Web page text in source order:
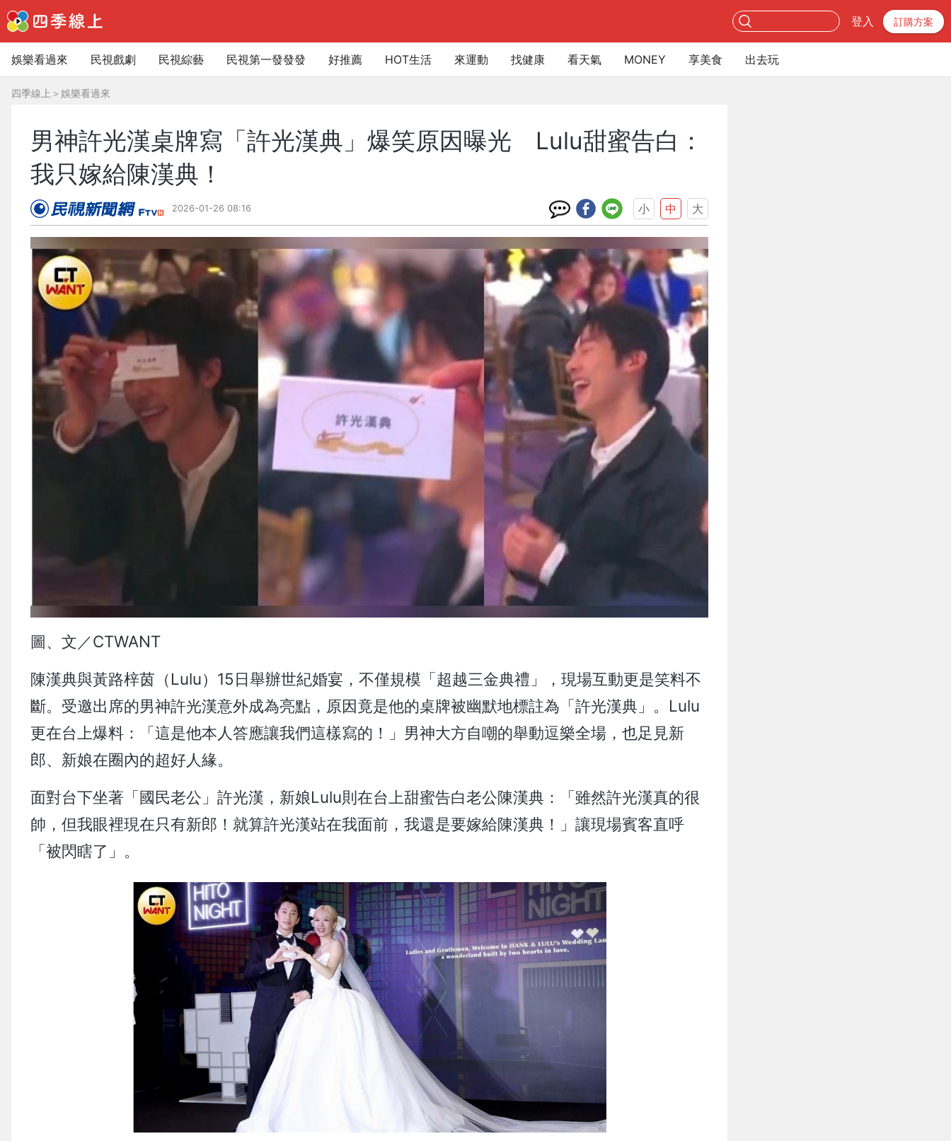
登入 訂購方案
娛樂看過來 民視戲劇 民視綜藝 民視第一發發發 好推薦 HOT生活 來運動 找健康 看天氣 MONEY 享美食 出去玩
四季線上 ＞ 娛樂看過來
男神許光漢桌牌寫「許光漢典」爆笑原因曝光 Lulu甜蜜告白：
我只嫁給陳漢典！
2026-01-26 08:16 小 中 大
圖、文／CTWANT
陳漢典與黃路梓茵（Lulu）15日舉辦世紀婚宴，不僅規模「超越三金典禮」，現場互動更是笑料不
斷。受邀出席的男神許光漢意外成為亮點，原因竟是他的桌牌被幽默地標註為「許光漢典」。Lulu
更在台上爆料：「這是他本人答應讓我們這樣寫的！」男神大方自嘲的舉動逗樂全場，也足見新
郎、新娘在圈內的超好人緣。
面對台下坐著「國民老公」許光漢，新娘Lulu則在台上甜蜜告白老公陳漢典：「雖然許光漢真的很
帥，但我眼裡現在只有新郎！就算許光漢站在我面前，我還是要嫁給陳漢典！」讓現場賓客直呼
「被閃瞎了」。